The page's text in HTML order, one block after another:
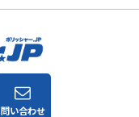
問い合わせ